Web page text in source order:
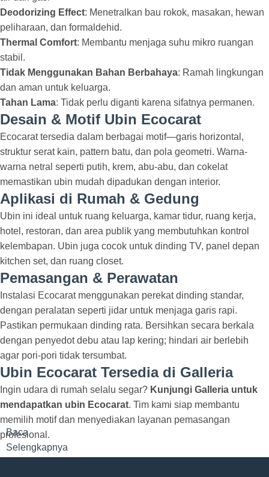
Deodorizing Effect: Menetralkan bau rokok, masakan, hewan
peliharaan, dan formaldehid.
Thermal Comfort: Membantu menjaga suhu mikro ruangan
stabil.
Tidak Menggunakan Bahan Berbahaya: Ramah lingkungan
dan aman untuk keluarga.
Tahan Lama: Tidak perlu diganti karena sifatnya permanen.
Desain & Motif Ubin Ecocarat
Ecocarat tersedia dalam berbagai motif—garis horizontal,
struktur serat kain, pattern batu, dan pola geometri. Warna-
warna netral seperti putih, krem, abu-abu, dan cokelat
memastikan ubin mudah dipadukan dengan interior.
Aplikasi di Rumah & Gedung
Ubin ini ideal untuk ruang keluarga, kamar tidur, ruang kerja,
hotel, restoran, dan area publik yang membutuhkan kontrol
kelembapan. Ubin juga cocok untuk dinding TV, panel depan
kitchen set, dan ruang closet.
Pemasangan & Perawatan
Instalasi Ecocarat menggunakan perekat dinding standar,
dengan peralatan seperti jidar untuk menjaga garis rapi.
Pastikan permukaan dinding rata. Bersihkan secara berkala
dengan penyedot debu atau lap kering; hindari air berlebih
agar pori-pori tidak tersumbat.
Ubin Ecocarat Tersedia di Galleria
Ingin udara di rumah selalu segar? Kunjungi Galleria untuk
mendapatkan ubin Ecocarat. Tim kami siap membantu
memilih motif dan menyediakan layanan pemasangan
profesional.
Baca
Selengkapnya